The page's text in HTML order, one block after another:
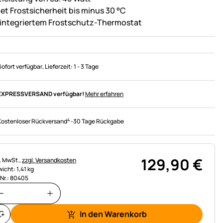
Frostsicherheit bis minus 30 °C
Frostschutz-Thermostat
verfügbar, Lieferzeit:1 - 3 Tage
verfügbar!Mehr erfahren
Rückversand4-30 Tage Rückgabe
MwSt.,zzgl. Versandkosten
1,41 kg
80405
129,90€
In den Warenkorb